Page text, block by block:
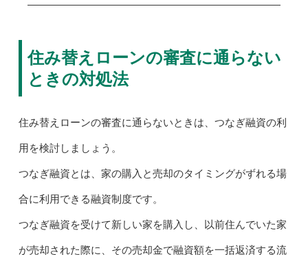
住み替えローンの審査に通らない
ときの対処法
住み替えローンの審査に通らないときは、つなぎ融資の利
用を検討しましょう。
つなぎ融資とは、家の購入と売却のタイミングがずれる場
合に利用できる融資制度です。
つなぎ融資を受けて新しい家を購入し、以前住んでいた家
が売却された際に、その売却金で融資額を一括返済する流